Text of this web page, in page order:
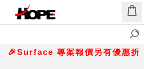
🎉Surface 專案報價另有優惠折